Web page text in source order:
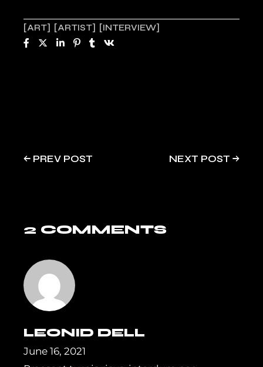
ART ARTIST INTERVIEW
PREV POST NEXT POST
2 COMMENTS
LEONID DELL
June 16, 2021